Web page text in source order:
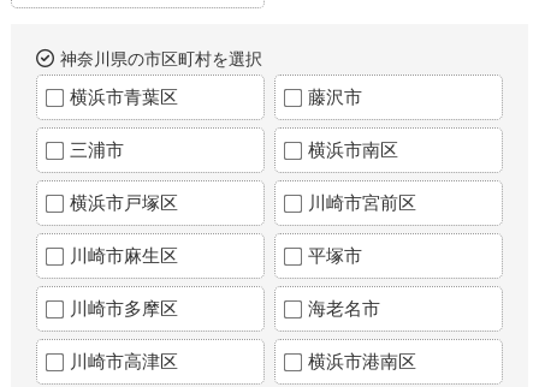
神奈川県の市区町村を選択
横浜市青葉区 藤沢市
三浦市 横浜市南区
横浜市戸塚区 川崎市宮前区
川崎市麻生区 平塚市
川崎市多摩区 海老名市
川崎市高津区 横浜市港南区